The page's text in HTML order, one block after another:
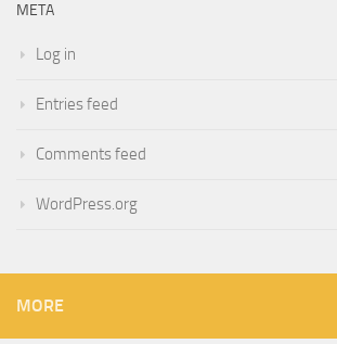
META
Log in
Entries feed
Comments feed
WordPress.org
MORE